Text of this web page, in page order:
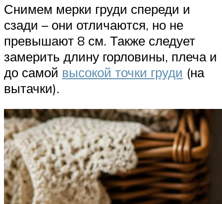
Снимем мерки груди спереди и
сзади – они отличаются, но не
превышают 8 см. Также следует
замерить длину горловины, плеча и
до самой высокой точки груди (на
вытачки).